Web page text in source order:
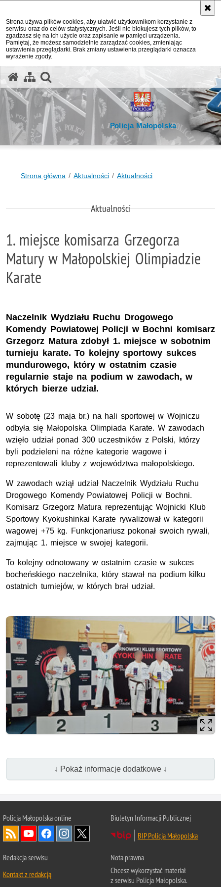
Strona używa plików cookies, aby ułatwić użytkownikom korzystanie z
serwisu oraz do celów statystycznych. Jeśli nie blokujesz tych plików, to
zgadzasz się na ich użycie oraz zapisanie w pamięci urządzenia.
Pamiętaj, że możesz samodzielnie zarządzać cookies, zmieniając
ustawienia przeglądarki. Brak zmiany ustawienia przeglądarki oznacza
wyrażenie zgody.
Policja Małopolska
Strona główna Aktualności Aktualności
Aktualności
1. miejsce komisarza Grzegorza
Matury w Małopolskiej Olimpiadzie
Karate
Naczelnik Wydziału Ruchu Drogowego
Komendy Powiatowej Policji w Bochni komisarz
Grzegorz Matura zdobył 1. miejsce w sobotnim
turnieju karate. To kolejny sportowy sukces
mundurowego, który w ostatnim czasie
regularnie staje na podium w zawodach, w
których bierze udział.
W sobotę (23 maja br.) na hali sportowej w Wojniczu
odbyła się Małopolska Olimpiada Karate. W zawodach
wzięło udział ponad 300 uczestników z Polski, którzy
byli podzieleni na różne kategorie wagowe i
reprezentowali kluby z województwa małopolskiego.
W zawodach wziął udział Naczelnik Wydziału Ruchu
Drogowego Komendy Powiatowej Policji w Bochni.
Komisarz Grzegorz Matura reprezentując Wojnicki Klub
Sportowy Kyokushinkai Karate rywalizował w kategorii
wagowej +75 kg. Funkcjonariusz pokonał swoich rywali,
zajmując 1. miejsce w swojej kategorii.
To kolejny odnotowany w ostatnim czasie w sukces
bocheńskiego naczelnika, który stawał na podium kilku
ostatnich turniejów, w których brał udział.
↓ Pokaż informacje dodatkowe ↓
Policja Małopolska online
Biuletyn Informacji Publicznej
BIP Policja Małopolska
Redakcja serwisu
Kontakt z redakcją
Nota prawna
Chcesz wykorzystać materiał
z serwisu Policja Małopolska.